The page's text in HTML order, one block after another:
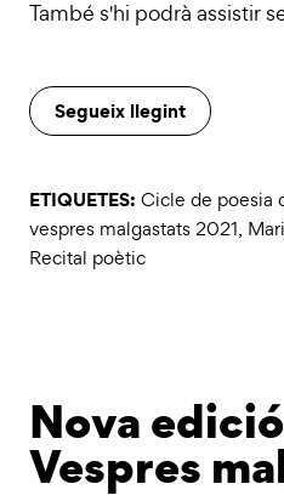
També s'hi podrà assistir
Segueix llegint
ETIQUETES: Cicle de poesia
vespres malgastats 2021,
Recital poètic
Nova
Vespres